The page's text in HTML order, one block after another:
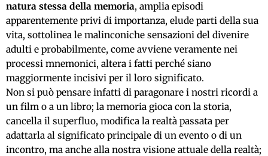
natura stessa della memoria, amplia episodi
apparentemente privi di importanza, elude parti della sua
vita, sottolinea le malinconiche sensazioni del divenire
adulti e probabilmente, come avviene veramente nei
processi mnemonici, altera i fatti perché siano
maggiormente incisivi per il loro significato.
Non si può pensare infatti di paragonare i nostri ricordi a
un film o a un libro; la memoria gioca con la storia,
cancella il superfluo, modifica la realtà passata per
adattarla al significato principale di un evento o di un
incontro, ma anche alla nostra visione attuale della realtà;